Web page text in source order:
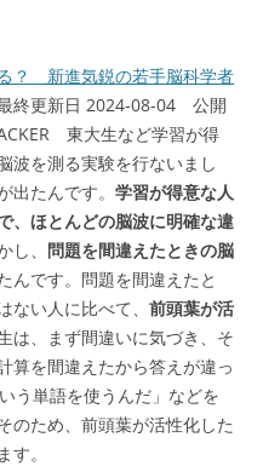
？ 新進気鋭の若手脳科学者
終更新日 2024-08-04 公開
東大生など学習が得
波を測る実験を行ないまし
出たんです。 学習が得意な人
、ほとんどの脳波に明確な違
し、 問題を間違えたときの脳
んです。問題を間違えたと
ない人に比べて、 前頭葉が活
は、まず間違いに気づき、そ
算を間違えたから答えが違っ
う単語を使うんだ」などを
のため、前頭葉が活性化した
。